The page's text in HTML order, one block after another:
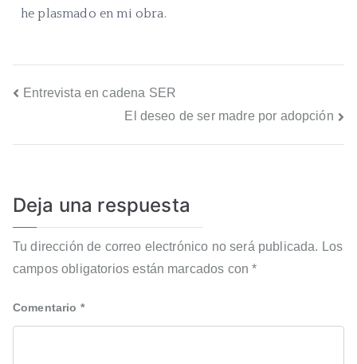
he plasmado en mi obra.
Entrevista en cadena SER
El deseo de ser madre por adopción
Deja una respuesta
Tu dirección de correo electrónico no será publicada. Los
campos obligatorios están marcados con*
Comentario *